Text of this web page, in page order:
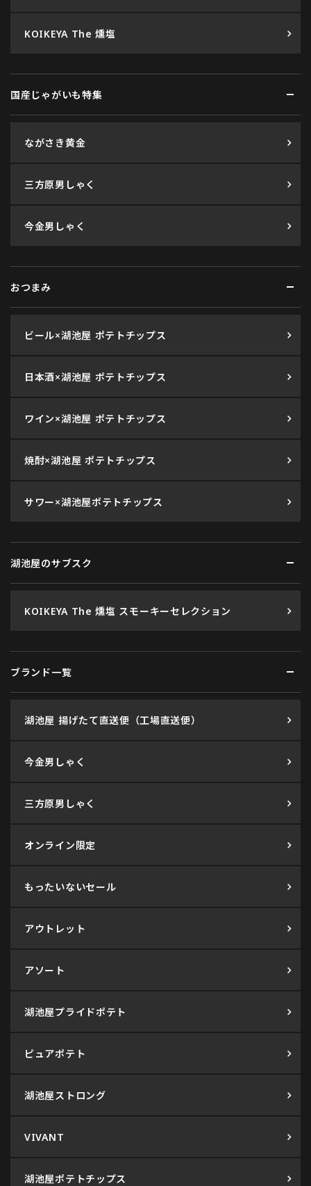
KOIKEYA The 燻塩
国産じゃがいも特集
ながさき黄金
三方原男しゃく
今金男しゃく
おつまみ
ビール×湖池屋 ポテトチップス
日本酒×湖池屋 ポテトチップス
ワイン×湖池屋 ポテトチップス
焼酎×湖池屋 ポテトチップス
サワー×湖池屋ポテトチップス
湖池屋のサブスク
KOIKEYA The 燻塩 スモーキーセレクション
ブランド一覧
湖池屋 揚げたて直送便（工場直送便）
今金男しゃく
三方原男しゃく
オンライン限定
もったいないセール
アウトレット
アソート
湖池屋プライドポテト
ピュアポテト
湖池屋ストロング
VIVANT
湖池屋ポテトチップス